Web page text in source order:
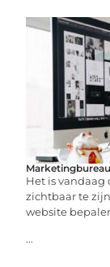
Het is
zichtbaar te
website
...